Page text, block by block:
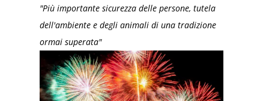
"Più importante sicurezza delle persone, tutela
dell'ambiente e degli animali di una tradizione
ormai superata"